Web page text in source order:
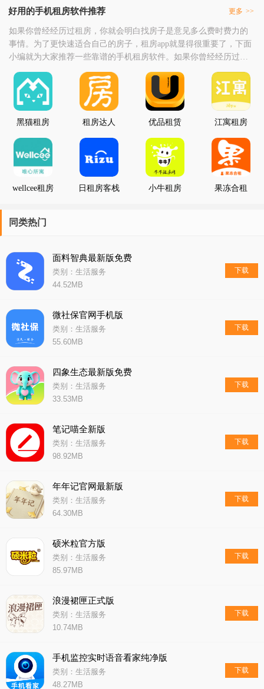
好用的手机租房软件推荐 更多 >>
如果你曾经经历过租房，你就会明白找房子是意见多么费时费力的
事情。为了更快速适合自己的房子，租房app就显得很重要了，下面
小编就为大家推荐一些靠谱的手机租房软件。如果你曾经经历过租
房，你就会明白找房子是意见多么费时费力的事情。
黑猫租房 租房达人 优品租赁 江寓租房
wellcee租房 日租房客栈 小牛租房 果冻合租
同类热门
面料智典最新版免费
类别：生活服务
44.52MB
下载
微社保官网手机版
类别：生活服务
55.60MB
下载
四象生态最新版免费
类别：生活服务
33.53MB
下载
笔记喵全新版
类别：生活服务
98.92MB
下载
年年记官网最新版
类别：生活服务
64.30MB
下载
硕米粒官方版
类别：生活服务
85.97MB
下载
浪漫裙匣正式版
类别：生活服务
10.74MB
下载
手机监控实时语音看家纯净版
类别：生活服务
48.27MB
下载